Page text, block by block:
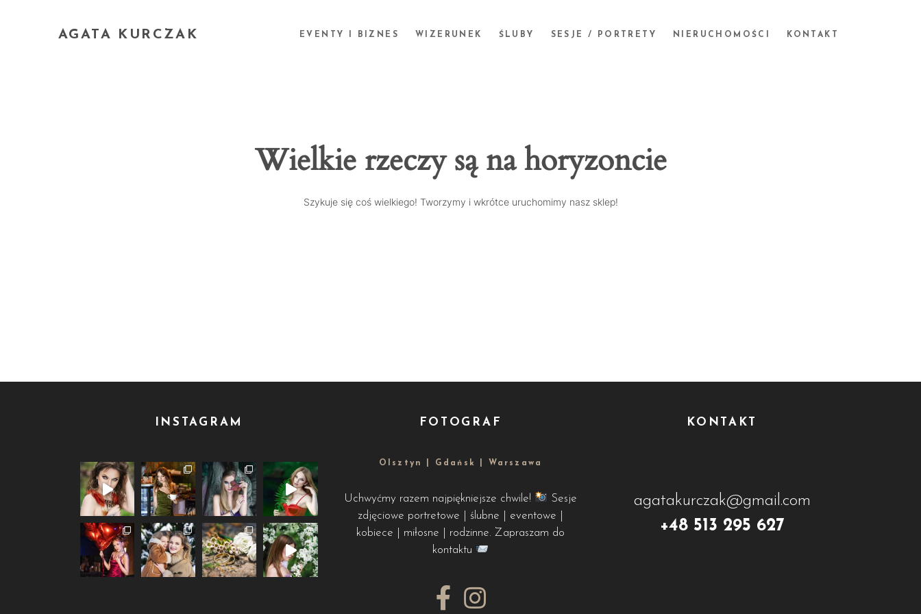
AGATA KURCZAK EVENTY I BIZNES WIZERUNEK ŚLUBY SESJE / PORTRETY NIERUCHOMOŚCI KONTAKT
Wielkie rzeczy są na horyzoncie
Szykuje się coś wielkiego! Tworzymy i wkrótce uruchomimy nasz sklep!
INSTAGRAM FOTOGRAF
Olsztyn | Gdańsk | Warszawa
Uchwyćmy razem najpiękniejsze chwile!
Sesje
zdjęciowe portretowe | ślubne | eventowe |
kobiece | miłosne | rodzinne. Zapraszam do
kontaktu
KONTAKT
agatakurczak@gmail.com
+48 513 295 627